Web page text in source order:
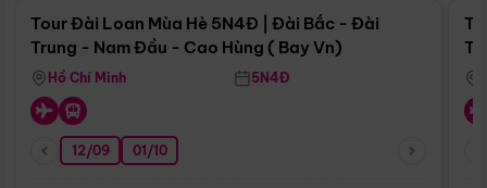
Tour Đài Loan Mùa Hè 5N4Đ | Đài Bắc - Đài
Trung - Nam Đầu - Cao Hùng ( Bay Vn)
Hồ Chí Minh 5N4Đ
12/09 01/10